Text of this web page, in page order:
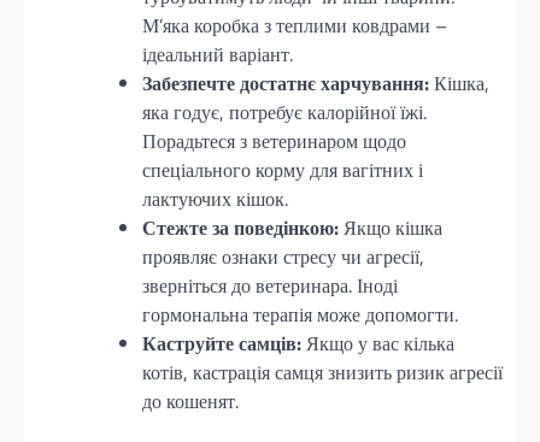
М’яка коробка з теплими ковдрами –
ідеальний варіант.
Забезпечте достатнє харчування:Кішка,
яка годує, потребує калорійної їжі.
Порадьтеся з ветеринаром щодо
спеціального корму для вагітних і
лактуючих кішок.
Стежте за поведінкою:Якщо кішка
проявляє ознаки стресу чи агресії,
зверніться до ветеринара. Іноді
гормональна терапія може допомогти.
Каструйте самців:Якщо у вас кілька
котів, кастрація самця знизить ризик агресії
до кошенят.